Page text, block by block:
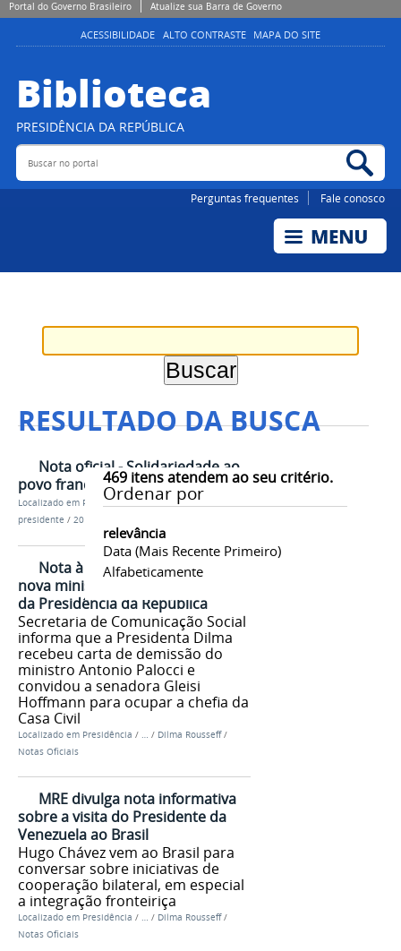
Portal do Governo Brasileiro Atualize sua Barra de Governo
ACESSIBILIDADE ALTO CONTRASTE MAPA DO SITE
Biblioteca
PRESIDÊNCIA DA REPÚBLICA
Buscar no portal
Perguntas frequentes Fale conosco
RESULTADO DA BUSCA
469itens atendem ao seu critério.
Ordenar por
relevância
Data (mais Recente Primeiro)
Alfabeticamente
Nota oficial - Solidariedade ao
povo francês
Localizado em Presidência /… /Notas oficiais do
presidente / 2016
Nota à Imprensa - Escolha da
nova ministra-chefe da Casa Civil
da Presidência da República
Secretaria de Comunicação Social
informa que a Presidenta Dilma
recebeu carta de demissão do
ministro Antonio Palocci e
convidou a senadora Gleisi
Hoffmann para ocupar a chefia da
Casa Civil
Localizado em Presidência / / Dilma Rousseff /
Notas Oficiais
MRE divulga nota informativa
sobre a visita do Presidente da
Venezuela ao Brasil
Hugo Chávez vem ao Brasil para
conversar sobre iniciativas de
cooperação bilateral, em especial
a integração fronteiriça
Localizado em Presidência / … / Dilma Rousseff /
Notas Oficiais